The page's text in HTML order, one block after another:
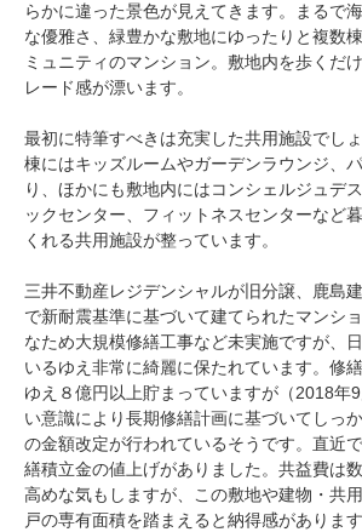
らかに違った景色が見えてきます。まるで
な優雅さ、緑豊かな敷地にゆったりと複数
ミュニティのマンション。敷地内を歩くだ
レード感が漂います。
最初に特筆すべきは充実した共用施設でし
棟にはキッズルームやガーデンラウンジ、
り、ほかにも敷地内にはコンシェルジュデ
ックセンター、フィットネスセンターなど
くれる共用施設が整っています。
三井不動産レジデンシャルが旧分譲、鹿島
で新耐震基準に基づいて建てられたマンシ
なため大規模修繕工事など未実施ですが、
いるゆえ非常に綺麗に保たれています。修
ゆえ８億円以上貯まっていますが（2018年
い意識により長期修繕計画に基づいてしっ
の金額改定が行われているそうです。直近
繕積立金の値上げがありました。共益費は
高めな気もしますが、この敷地や建物・共
戸の専有面積を踏まえると納得感があります